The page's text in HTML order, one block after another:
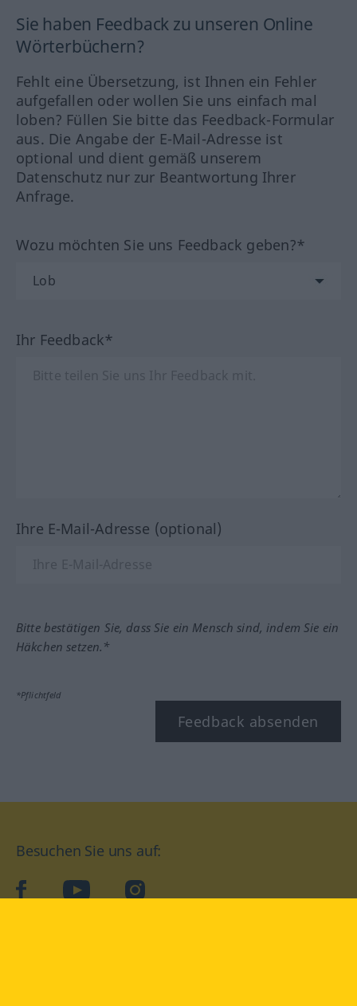
Sie haben Feedback zu unseren Online
Wörterbüchern?
Fehlt eine Übersetzung, ist Ihnen ein Fehler
aufgefallen oder wollen Sie uns einfach mal
loben? Füllen Sie bitte das Feedback-Formular
aus. Die Angabe der E-Mail-Adresse ist
optional und dient gemäß unserem
Datenschutz nur zur Beantwortung Ihrer
Anfrage.
Wozu möchten Sie uns Feedback geben?*
Ihr Feedback*
Ihre E-Mail-Adresse (optional)
Bitte bestätigen Sie, dass Sie ein Mensch sind, indem Sie ein
Häkchen setzen.*
*Pflichtfeld
Feedback absenden
Besuchen Sie uns auf:
facebookYouTube Instagram